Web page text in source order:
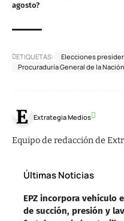
agosto?
ETIQUETAS: Elecciones
Procuraduría General de la Nación
Extrategia Medios
Equipo de redacción de
Últimas Noticias
EPZ incorpora vehículo
de succión, presión y